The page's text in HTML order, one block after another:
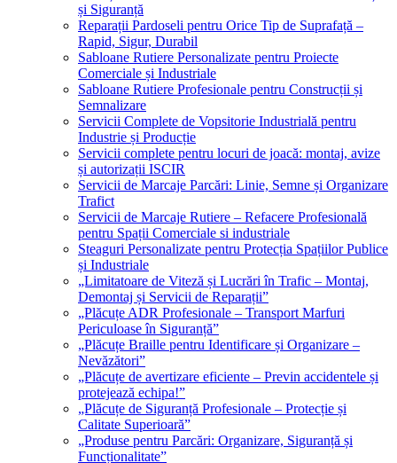
și Siguranță
Reparații Pardoseli pentru Orice Tip de Suprafață –
Rapid, Sigur, Durabil
Sabloane Rutiere Personalizate pentru Proiecte
Comerciale și Industriale
Sabloane Rutiere Profesionale pentru Construcții și
Semnalizare
Servicii Complete de Vopsitorie Industrială pentru
Industrie și Producție
Servicii complete pentru locuri de joacă: montaj, avize
și autorizații ISCIR
Servicii de Marcaje Parcări: Linie, Semne și Organizare
Trafict
Servicii de Marcaje Rutiere – Refacere Profesională
pentru Spații Comerciale si industriale
Steaguri Personalizate pentru Protecția Spațiilor Publice
și Industriale
„Limitatoare de Viteză și Lucrări în Trafic – Montaj,
Demontaj și Servicii de Reparații”
„Plăcuțe ADR Profesionale – Transport Marfuri
Periculoase în Siguranță”
„Plăcuțe Braille pentru Identificare și Organizare –
Nevăzători”
„Plăcuțe de avertizare eficiente – Previn accidentele și
protejează echipa!”
„Plăcuțe de Siguranță Profesionale – Protecție și
Calitate Superioară”
„Produse pentru Parcări: Organizare, Siguranță și
Funcționalitate”